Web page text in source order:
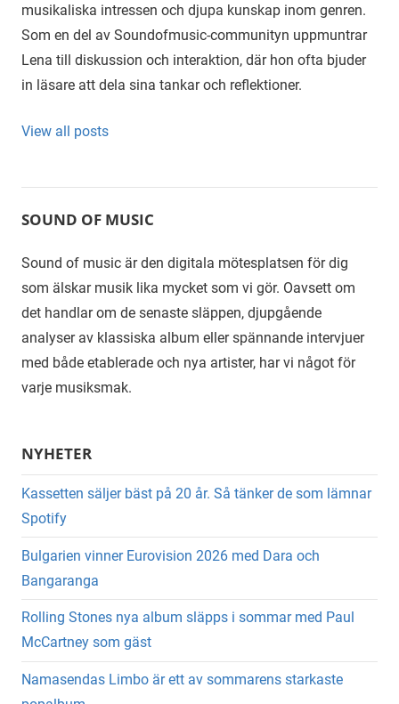
musikaliska intressen och djupa kunskap inom genren.
Som en del av Soundofmusic-communityn uppmuntrar
Lena till diskussion och interaktion, där hon ofta bjuder
in läsare att dela sina tankar och reflektioner.
View all posts
SOUND OF MUSIC
Sound of music är den digitala mötesplatsen för dig
som älskar musik lika mycket som vi gör. Oavsett om
det handlar om de senaste släppen, djupgående
analyser av klassiska album eller spännande intervjuer
med både etablerade och nya artister, har vi något för
varje musiksmak.
NYHETER
Kassetten säljer bäst på 20 år. Så tänker de som lämnar
Spotify
Bulgarien vinner Eurovision 2026 med Dara och
Bangaranga
Rolling Stones nya album släpps i sommar med Paul
McCartney som gäst
Namasendas Limbo är ett av sommarens starkaste